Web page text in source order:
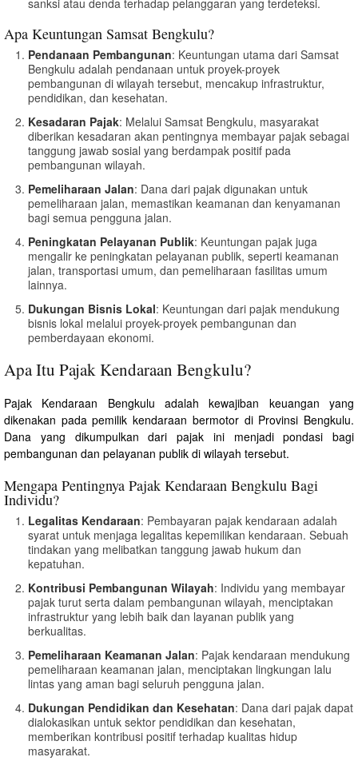
Apa Keuntungan Samsat Bengkulu?
Pendanaan Pembangunan: Keuntungan utama dari Samsat
Bengkulu adalah pendanaan untuk proyek-proyek
pembangunan di wilayah tersebut, mencakup infrastruktur,
pendidikan, dan kesehatan.
Kesadaran Pajak: Melalui Samsat Bengkulu, masyarakat
diberikan kesadaran akan pentingnya membayar pajak sebagai
tanggung jawab sosial yang berdampak positif pada
pembangunan wilayah.
Pemeliharaan Jalan: Dana dari pajak digunakan untuk
pemeliharaan jalan, memastikan keamanan dan kenyamanan
bagi semua pengguna jalan.
Peningkatan Pelayanan Publik: Keuntungan pajak juga
mengalir ke peningkatan pelayanan publik, seperti keamanan
jalan, transportasi umum, dan pemeliharaan fasilitas umum
lainnya.
Dukungan Bisnis Lokal: Keuntungan dari pajak mendukung
bisnis lokal melalui proyek-proyek pembangunan dan
pemberdayaan ekonomi.
Apa Itu Pajak Kendaraan Bengkulu?
Pajak Kendaraan Bengkulu adalah kewajiban keuangan yang
dikenakan pada pemilik kendaraan bermotor di Provinsi Bengkulu.
Dana yang dikumpulkan dari pajak ini menjadi pondasi bagi
pembangunan dan pelayanan publik di wilayah tersebut.
Mengapa Pentingnya Pajak Kendaraan Bengkulu Bagi
Individu?
Legalitas Kendaraan: Pembayaran pajak kendaraan adalah
syarat untuk menjaga legalitas kepemilikan kendaraan. Sebuah
tindakan yang melibatkan tanggung jawab hukum dan
kepatuhan.
Kontribusi Pembangunan Wilayah: Individu yang membayar
pajak turut serta dalam pembangunan wilayah, menciptakan
infrastruktur yang lebih baik dan layanan publik yang
berkualitas.
Pemeliharaan Keamanan Jalan: Pajak kendaraan mendukung
pemeliharaan keamanan jalan, menciptakan lingkungan lalu
lintas yang aman bagi seluruh pengguna jalan.
Dukungan Pendidikan dan Kesehatan: Dana dari pajak dapat
dialokasikan untuk sektor pendidikan dan kesehatan,
memberikan kontribusi positif terhadap kualitas hidup
masyarakat.